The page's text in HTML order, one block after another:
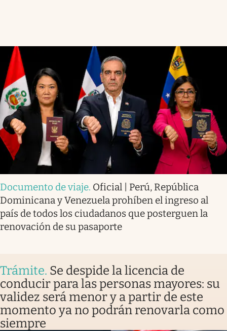
Documento de viaje. Oficial | Perú, República
Dominicana y Venezuela prohíben el ingreso al
país de todos los ciudadanos que posterguen la
renovación de su pasaporte
Trámite. Se despide la licencia de
conducir para las personas mayores: su
validez será menor y a partir de este
momento ya no podrán renovarla como
siempre